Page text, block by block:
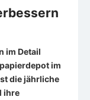
im Detail
im
die jährliche
ihre